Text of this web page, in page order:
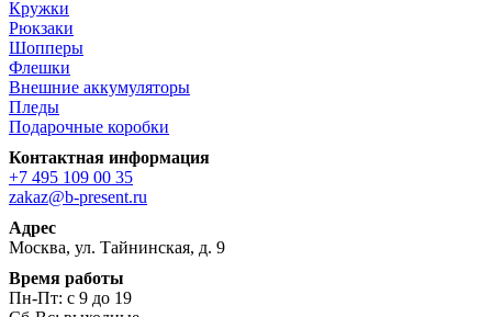
Кружки
Рюкзаки
Шопперы
Флешки
Внешние аккумуляторы
Пледы
Подарочные коробки
Контактная информация
+7 495 109 00 35
zakaz@b-present.ru
Адрес
Москва, ул. Тайнинская, д. 9
Время работы
Пн-Пт: с 9 до 19